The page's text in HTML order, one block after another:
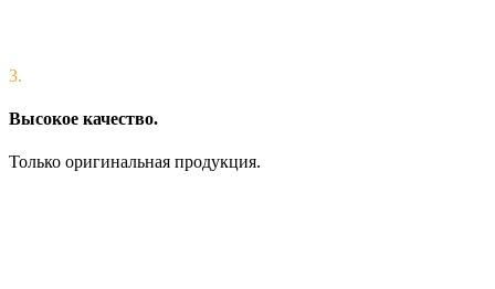
3.
Высокое качество.
Только оригинальная продукция.